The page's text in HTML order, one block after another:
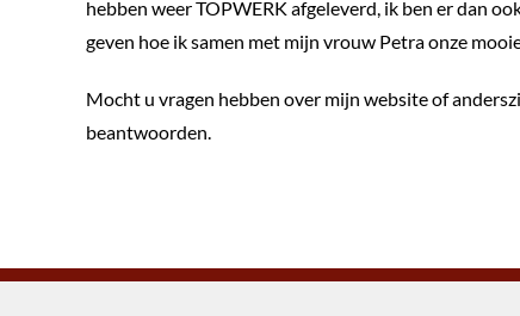
hebben weer TOPWERK afgeleverd, ik ben er dan
geven hoe ik samen met mijn vrouw Petra onze
Mocht u vragen hebben over mijn website of
beantwoorden.